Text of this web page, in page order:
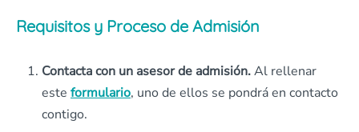
Requisitos y Proceso de Admisión
Contacta con un asesor de admisión.Al rellenar
este formulario, uno de ellos se pondrá en contacto
contigo.